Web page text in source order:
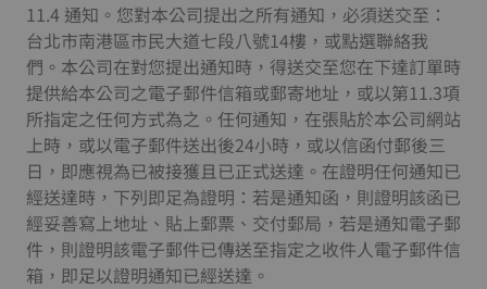
11.4 通知。您對本公司提出之所有通知，必須送交至：
台北市南港區市民大道七段八號14樓，或點選聯絡我
們。本公司在對您提出通知時，得送交至您在下達訂單時
提供給本公司之電子郵件信箱或郵寄地址，或以第11.3項
所指定之任何方式為之。任何通知，在張貼於本公司網站
上時，或以電子郵件送出後24小時，或以信函付郵後三
日，即應視為已被接獲且已正式送達。在證明任何通知已
經送達時，下列即足為證明：若是通知函，則證明該函已
經妥善寫上地址、貼上郵票、交付郵局，若是通知電子郵
件，則證明該電子郵件已傳送至指定之收件人電子郵件信
箱，即足以證明通知已經送達。